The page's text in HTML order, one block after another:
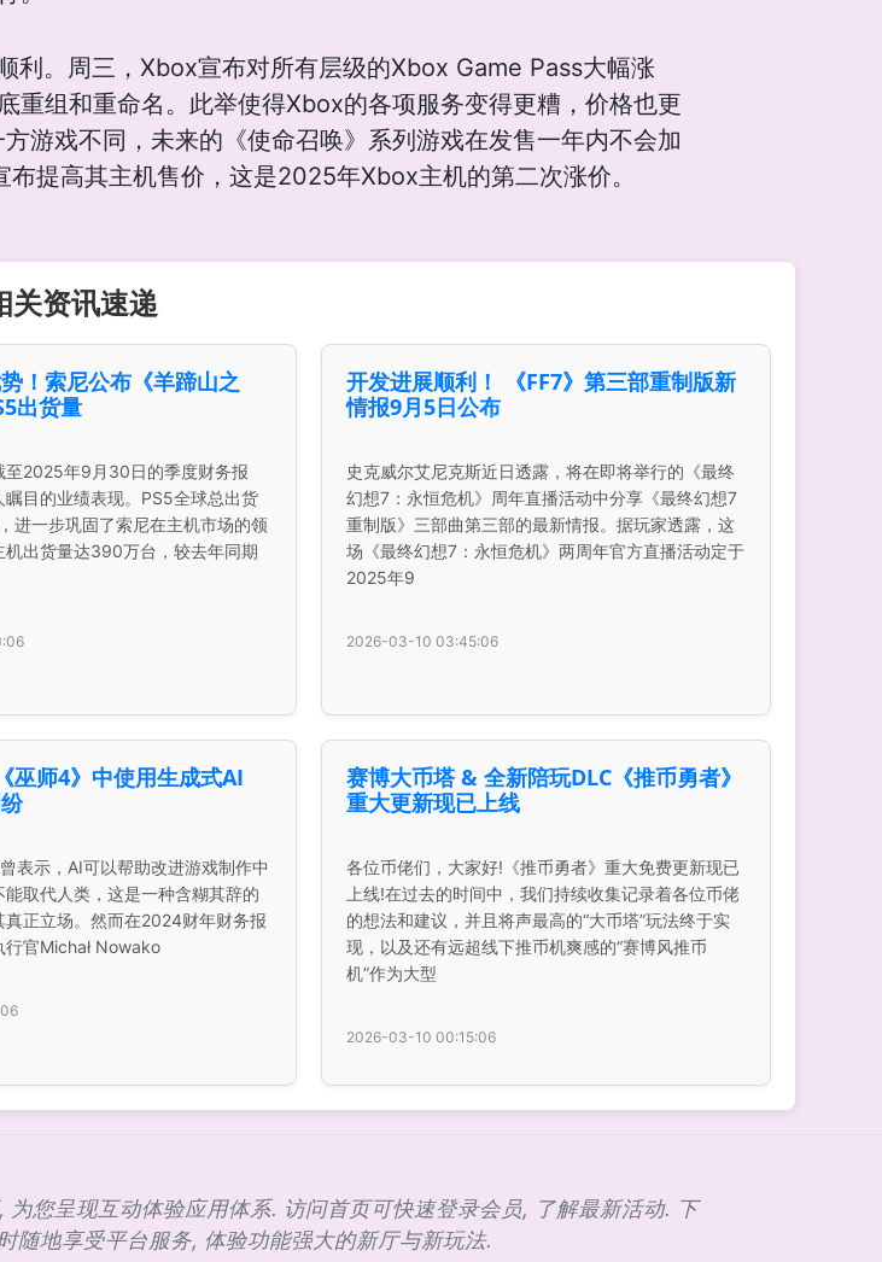
利。周三，Xbox宣布对所有层级的Xbox Game Pass大幅涨
重组和重命名。此举使得Xbox的各项服务变得更糟，价格也更
游戏不同，未来的《使命召唤》系列游戏在发售一年内不会加
提高其主机售价，这是2025年Xbox主机的第二次涨价。
关资讯速递
！索尼公布《羊蹄山之
出货量
至2025年9月30日的季度财务报
瞩目的业绩表现。PS5全球总出货
进一步巩固了索尼在主机市场的领
机出货量达390万台，较去年同期
开发进展顺利！ 《FF7》第三部重制版新
情报9月5日公布
史克威尔艾尼克斯近日透露，将在即将举行的《最终
幻想7：永恒危机》周年直播活动中分享《最终幻想7
重制版》三部曲第三部的最新情报。据玩家透露，这
场《最终幻想7：永恒危机》两周年官方直播活动定于
2025年9
2026-03-10 03:45:06
巫师4》中使用生成式AI
表示，AI可以帮助改进游戏制作中
能取代人类，这是一种含糊其辞的
真正立场。然而在2024财年财务报
行官Michał Nowako
赛博大币塔 & 全新陪玩DLC《推币勇者》
重大更新现已上线
各位币佬们，大家好!《推币勇者》重大免费更新现已
上线!在过去的时间中，我们持续收集记录着各位币佬
的想法和建议，并且将声最高的“大币塔”玩法终于实
现，以及还有远超线下推币机爽感的“赛博风推币
机”作为大型
2026-03-10 00:15:06
您呈现互动体验应用体系. 访问首页可快速登录会员, 了解最新活动. 下
随地享受平台服务, 体验功能强大的新厅与新玩法.